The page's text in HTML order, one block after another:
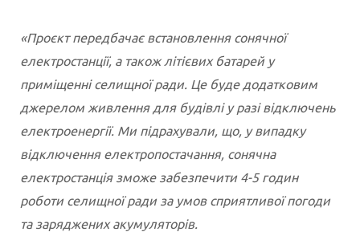
«Проєкт передбачає встановлення сонячної
електростанції, а також літієвих батарей у
приміщенні селищної ради. Це буде додатковим
джерелом живлення для будівлі у разі відключень
електроенергії. Ми підрахували, що, у випадку
відключення електропостачання, сонячна
електростанція зможе забезпечити 4-5 годин
роботи селищної ради за умов сприятливої погоди
та заряджених акумуляторів.